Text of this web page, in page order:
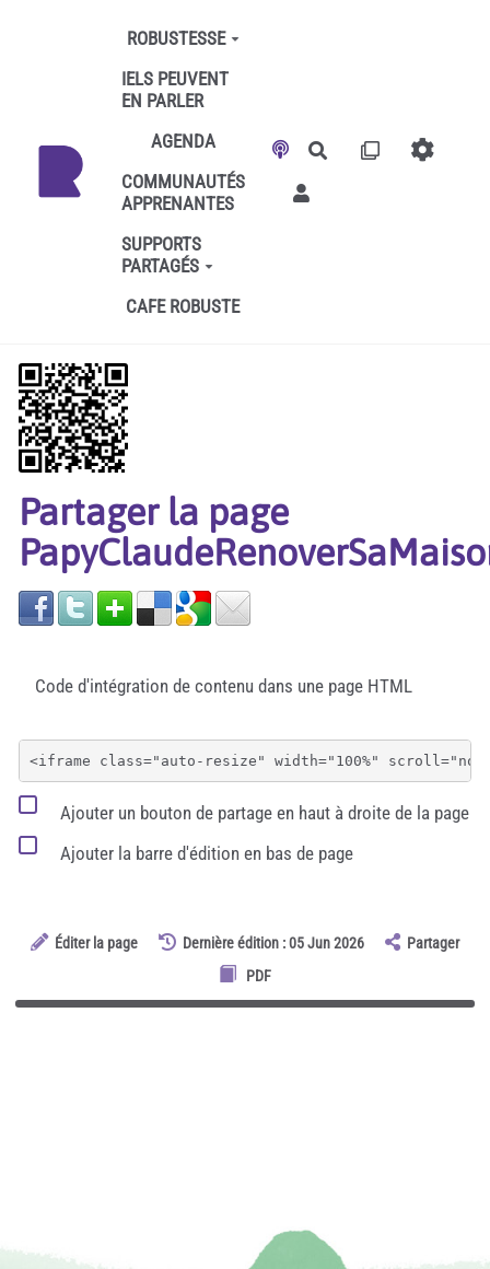
Aller au contenu principal
ROBUSTESSE
IELS PEUVENT
EN PARLER
AGENDA
COMMUNAUTÉS
APPRENANTES
SUPPORTS
PARTAGÉS
CAFE ROBUSTE
Rechercher
Partager la page
Code d'intégration de contenu dans une page HTML
Ajouter un bouton de partage en haut à droite de la page
Ajouter la barre d'édition en bas de page
Éditer la page Dernière édition : 05 Jun 2026
Partager
PDF